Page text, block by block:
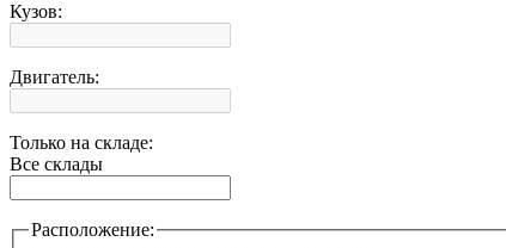
Кузов:
Двигатель:
Только на складе:
Все склады
Расположение: